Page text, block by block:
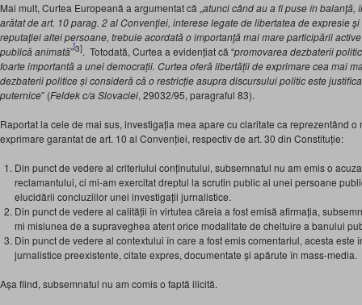
Mai mult, Curtea Europeană a argumentat că „atunci când au a fi puse în balanţă,
arătat de art. 10 parag. 2 al Convenţiei, interese legate de libertatea de expresie
reputaţiei altei persoane, trebuie acordată o importanţă mai mare participării
publică animată”[3]. Totodată, Curtea a evidențiat că “promovarea dezbaterii
foarte importantă a unei democrații. Curtea oferă libertății de exprimare cea mai
dezbaterii politice și consideră că o restricție asupra discursului politic este
puternice” (Feldek c/a Slovaciei, 29032/95, paragraful 83).
Raportat la cele de mai sus, investigația mea apare cu claritate ca reprezentând
exprimare garantat de art. 10 al Convenției, respectiv de art. 30 din Constituție:
Din punct de vedere al criteriului conținutului, subsemnatul nu am emis o
reclamantului, ci mi-am exercitat dreptul la scrutin public al unei persoane
elucidării concluziilor unei investigații jurnalistice.
Din punct de vedere al calității în virtutea căreia a fost emisă afirmația,
mi misiunea de a supraveghea atent orice modalitate de cheltuire a banului
Din punct de vedere al contextului în care a fost emis comentariul, acesta este
jurnalistice preexistente, citate expres, documentate și apărute în mass-media.
Așa fiind, subsemnatul nu am comis o faptă ilicită.